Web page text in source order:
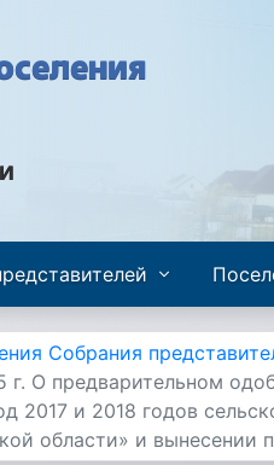
Собрания
г. О предварительном
2017 и 2018 годов
области» и вынесении